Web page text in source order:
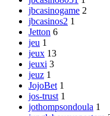
jbcasinogame 2
jbcasinos2 1
Jetton 6
jeu 1
jeux 13
jeuxi 3
jeuz 1
JojoBet 1
jos-trust 1
jothompsondoula 1